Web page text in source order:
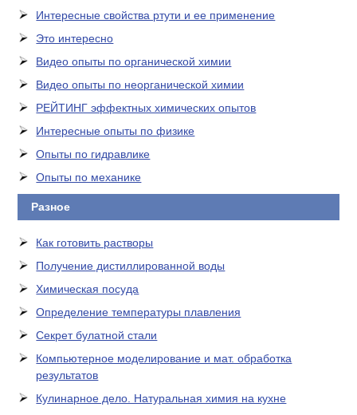
Интересные свойства ртути и ее применение
Это интересно
Видео опыты по органической химии
Видео опыты по неорганической химии
РЕЙТИНГ эффектных химических опытов
Интересные опыты по физике
Опыты по гидравлике
Опыты по механике
Разное
Как готовить растворы
Получение дистиллированной воды
Химическая посуда
Определение температуры плавления
Секрет булатной стали
Компьютерное моделирование и мат. обработка
результатов
Кулинарное дело. Натуральная химия на кухне